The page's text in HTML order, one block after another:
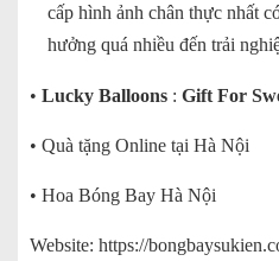
cấp hình ảnh chân thực nhất
hưởng quá nhiều đến trải
• Lucky Balloons : Gift For
• Quà tặng Online tại Hà Nội
• Hoa Bóng Bay Hà Nội
Website: https://